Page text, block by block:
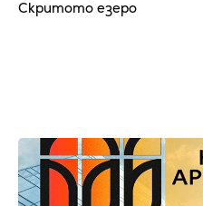
Скритото езеро